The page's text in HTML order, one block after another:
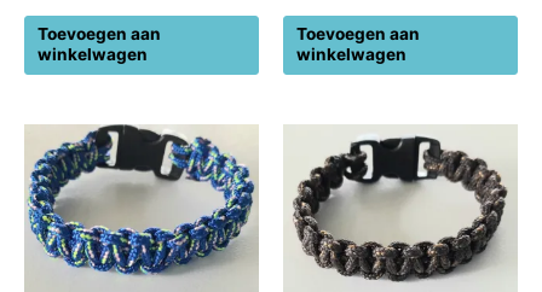
Toevoegen aan
winkelwagen
Toevoegen aan
winkelwagen